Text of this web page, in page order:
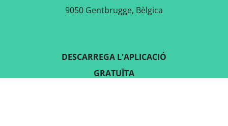
9050 Gentbrugge, Bèlgica
DESCARREGA L'APLICACIÓ
GRATUÏTA